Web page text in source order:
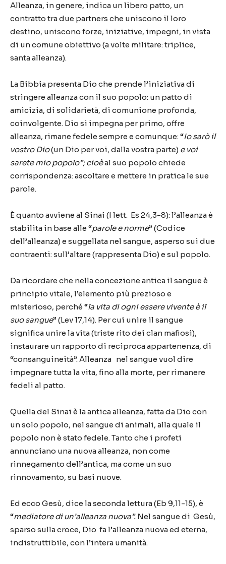
Alleanza, in genere, indica un libero patto, un
contratto tra due partners che uniscono il loro
destino, uniscono forze, iniziative, impegni, in vista
di un comune obiettivo (a volte militare: triplice,
santa alleanza).
La Bibbia presenta Dio che prende l’iniziativa di
stringere alleanza con il suo popolo: un patto di
amicizia, di solidarietà, di comunione profonda,
coinvolgente. Dio si impegna per primo, offre
alleanza, rimane fedele sempre e comunque: “Io sarò il
vostro Dio(un Dio per voi, dalla vostra parte) e voi
sarete mio popolo”; cioèal suo popolo chiede
corrispondenza: ascoltare e mettere in pratica le sue
parole.
È quanto avviene al Sinai (I lett. Es 24,3-8): l’alleanza è
stabilita in base alle “parole e norme” (Codice
dell’alleanza) e suggellata nel sangue, asperso sui due
contraenti: sull’altare (rappresenta Dio) e sul popolo.
Da ricordare che nella concezione antica il sangue è
principio vitale, l’elemento più prezioso e
misterioso, perché “la vita di ogni essere vivente è il
suo sangue” (Lev 17,14). Per cui unire il sangue
significa unire la vita (triste rito dei clan mafiosi),
instaurare un rapporto di reciproca appartenenza, di
“consanguineità”. Alleanza nel sangue vuol dire
impegnare tutta la vita, fino alla morte, per rimanere
fedeli al patto.
Quella del Sinai è la antica alleanza, fatta da Dio con
un solo popolo, nel sangue di animali, alla quale il
popolo non è stato fedele. Tanto che i profeti
annunciano una nuova alleanza, non come
rinnegamento dell’antica, ma come un suo
rinnovamento, su basi nuove.
Ed ecco Gesù, dice la seconda lettura (Eb 9,11-15), è
“mediatore di un’alleanza nuova”. Nel sangue di Gesù,
sparso sulla croce, Dio fa l’alleanza nuova ed eterna,
indistruttibile, con l’intera umanità.